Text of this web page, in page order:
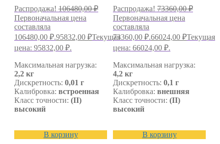
Распродажа! 106480,00₽
Первоначальная цена
составляла
106480,00 ₽.95832,00 ₽Текущая
цена: 95832,00 ₽.
Максимальная нагрузка:
2,2 кг
Дискретность: 0,01 г
Калибровка: встроенная
Класс точности: (II)
высокий
В корзину
Распродажа! 73360,00₽
Первоначальная цена
составляла
73360,00 ₽.66024,00 ₽Текущая
цена: 66024,00 ₽.
Максимальная нагрузка:
4,2 кг
Дискретность: 0,1 г
Калибровка: внешняя
Класс точности: (II)
высокий
В корзину